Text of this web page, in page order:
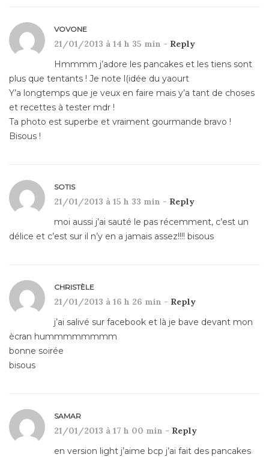
VOVONE
21/01/2013 à 14 h 35 min - Reply
Hmmmm j’adore les pancakes et les tiens sont
plus que tentants ! Je note l(idée du yaourt
Y’a longtemps que je veux en faire mais y’a tant de choses
et recettes à tester mdr !
Ta photo est superbe et vraiment gourmande bravo !
Bisous !
SOTIS
21/01/2013 à 15 h 33 min - Reply
moi aussi j’ai sauté le pas récemment, c’est un
délice et c’est sur il n’y en a jamais assez!!!! bisous
CHRISTÈLE
21/01/2013 à 16 h 26 min - Reply
j’ai salivé sur facebook et là je bave devant mon
ècran hummmmmmmm
bonne soirée
bisous
SAMAR
21/01/2013 à 17 h 00 min - Reply
en version light j’aime bcp j’ai fait des pancakes